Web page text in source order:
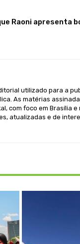
Raoni apresenta
utilizado para a
As matérias
com foco em Brasília e
atualizadas e de